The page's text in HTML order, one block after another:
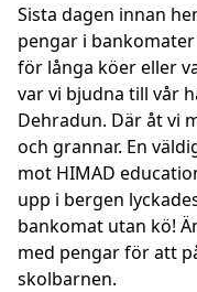
Sista dagen innan
pengar i
för långa köer eller
var vi bjudna till vår
Dehradun. Där åt vi
och grannar. En
mot HIMAD
upp i bergen
bankomat utan kö!
med pengar för att
skolbarnen.